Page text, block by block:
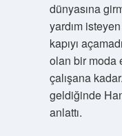
dünyasına
yardım
kapıyı
olan bir moda
çalışana
geldiğinde
anlattı.